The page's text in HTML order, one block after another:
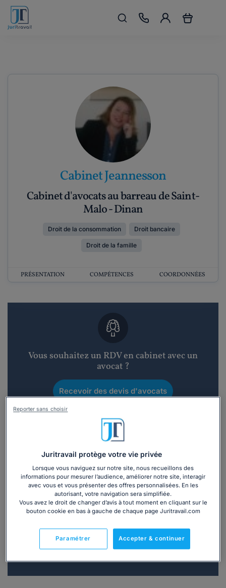
Cabinet Jeannesson
Cabinet d'avocats au barreau de Saint-
Malo - Dinan
Droit de la consommation Droit bancaire
Droit de la famille
PRÉSENTATION COMPÉTENCES COORDONNÉES
Vous souhaitez un RDV en cabinet avec un
avocat ?
Recevoir des devis d'avocats
Vous souhaitez une consultation par
téléphone ?
(8h à 21h du lundi au
Juritravail protège votre vie privée
Lorsque vous naviguez sur notre site, nous recueillons des
informations pour mesurer l’audience, améliorer notre site, interagir
avec vous et vous présenter des offres personnalisées. En les
autorisant, votre navigation sera simplifiée.
Vous avez le droit de changer d’avis à tout moment en cliquant sur le
bouton cookie en bas à gauche de chaque page Juritravail.com
Accepter & continuer
Paramétrer
Reporter sans choisir